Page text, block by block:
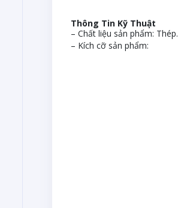
Thông Tin Kỹ Thuật
– Chất liệu sản phẩm: Thép.
– Kích cỡ sản phẩm: